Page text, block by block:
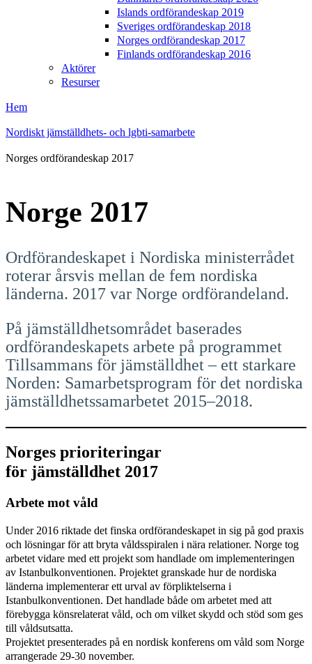
Islands ordförandeskap 2019
Sveriges ordförandeskap 2018
Norges ordförandeskap 2017
Finlands ordförandeskap 2016
Aktörer
Resurser
Hem
Nordiskt jämställdhets- och lgbti-samarbete
Norges ordförandeskap 2017
Norge 2017
Ordförandeskapet i Nordiska ministerrådet
roterar årsvis mellan de fem nordiska
länderna. 2017 var Norge ordförandeland.
På jämställdhetsområdet baserades
ordförandeskapets arbete på programmet
Tillsammans för jämställdhet – ett starkare
Norden: Samarbetsprogram för det nordiska
jämställdhetssamarbetet 2015–2018.
Norges prioriteringar
för jämställdhet 2017
Arbete mot våld
Under 2016 riktade det finska ordförandeskapet in sig på god praxis
och lösningar för att bryta våldsspiralen i nära relationer. Norge tog
arbetet vidare med ett projekt som handlade om implementeringen
av Istanbulkonventionen. Projektet granskade hur de nordiska
länderna implementerar ett urval av förpliktelserna i
Istanbulkonventionen. Det handlade både om arbetet med att
förebygga könsrelaterat våld, och om vilket skydd och stöd som ges
till våldsutsatta.
Projektet presenterades på en nordisk konferens om våld som Norge
arrangerade 29-30 november.